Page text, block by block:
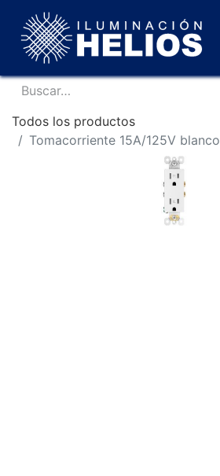
Todos los productos
Tomacorriente 15A/125V blanco